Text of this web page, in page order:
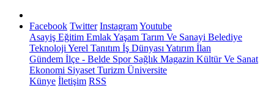
Facebook Twitter InstagramYoutube
Asayiş Eğitim EmlakYaşam Tarım Ve Sanayi Belediye
Teknoloji Yerel Tanıtım İş Dünyası Yatırım İlan
Gündem İlçe - Belde SporSağlık Magazin Kültür Ve Sanat
Ekonomi Siyaset Turizm Üniversite
Künye İletişim RSS